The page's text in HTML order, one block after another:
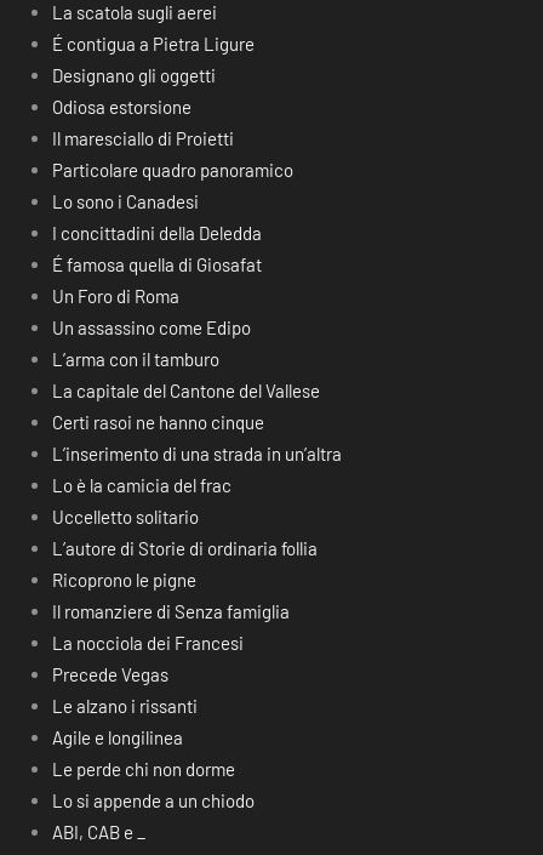
La scatola sugli aerei
É contigua a Pietra Ligure
Designano gli oggetti
Odiosa estorsione
Il maresciallo di Proietti
Particolare quadro panoramico
Lo sono i Canadesi
I concittadini della Deledda
É famosa quella di Giosafat
Un Foro di Roma
Un assassino come Edipo
L’arma con il tamburo
La capitale del Cantone del Vallese
Certi rasoi ne hanno cinque
L’inserimento di una strada in un’altra
Lo è la camicia del frac
Uccelletto solitario
L’autore di Storie di ordinaria follia
Ricoprono le pigne
Il romanziere di Senza famiglia
La nocciola dei Francesi
Precede Vegas
Le alzano i rissanti
Agile e longilinea
Le perde chi non dorme
Lo si appende a un chiodo
ABI, CAB e _